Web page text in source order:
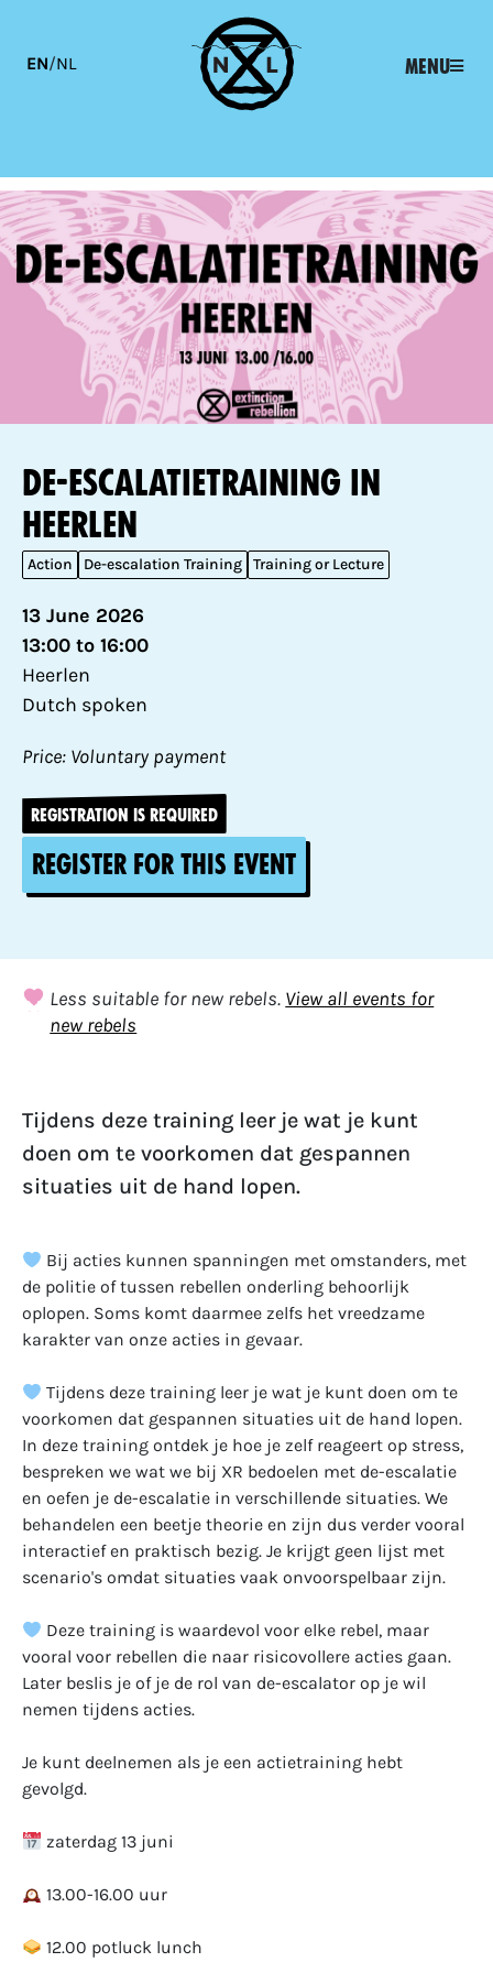
EN/NL Menu
De-escalatietraining in
Heerlen
Action De-escalation Training Training or Lecture
13 June 2026
13:00 to 16:00
Heerlen
Dutch spoken
Price: Voluntary payment
REGISTRATION IS REQUIRED
Register for this event
Less suitable for new rebels. View all events for
new rebels
Tijdens deze training leer je wat je kunt
doen om te voorkomen dat gespannen
situaties uit de hand lopen.
Bij acties kunnen spanningen met omstanders, met
de politie of tussen rebellen onderling behoorlijk
oplopen. Soms komt daarmee zelfs het vreedzame
karakter van onze acties in gevaar.
Tijdens deze training leer je wat je kunt doen om te
voorkomen dat gespannen situaties uit de hand lopen.
In deze training ontdek je hoe je zelf reageert op stress,
bespreken we wat we bij XR bedoelen met de-escalatie
en oefen je de-escalatie in verschillende situaties. We
behandelen een beetje theorie en zijn dus verder vooral
interactief en praktisch bezig. Je krijgt geen lijst met
scenario's omdat situaties vaak onvoorspelbaar zijn.
Deze training is waardevol voor elke rebel, maar
vooral voor rebellen die naar risicovollere acties gaan.
Later beslis je of je de rol van de-escalator op je wil
nemen tijdens acties.
Je kunt deelnemen als je een actietraining hebt
gevolgd.
zaterdag 13 juni
13.00-16.00 uur
12.00 potluck lunch